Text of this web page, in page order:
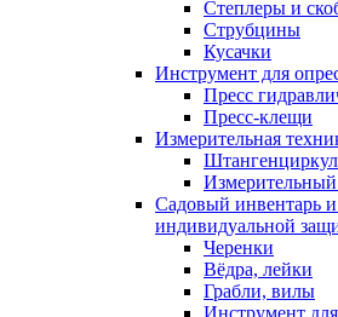
Степлеры и
Струбцины
Кусачки
Инструмент для
Пресс
Пресс-клещи
Измерительная
Садовый инвентарь и
индивидуальной
Черенки
Вёдра, лейки
Грабли, вилы
Инструмент